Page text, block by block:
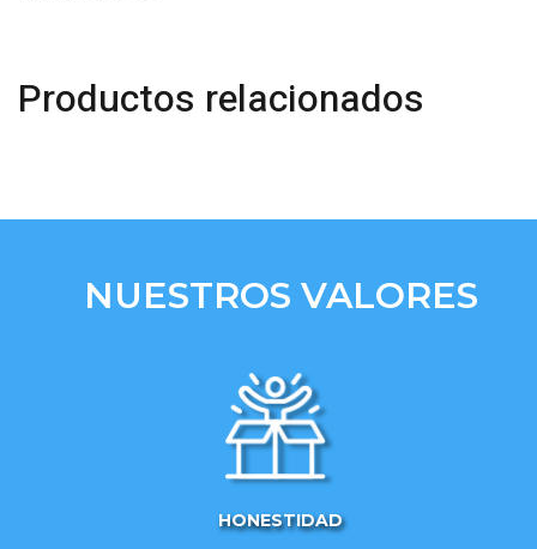
Productos relacionados
NUESTROS VALORES
HONESTIDAD